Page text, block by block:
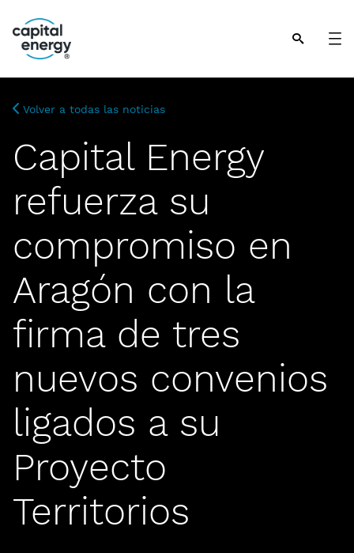
este
sitio
un
accesibilidad.
Volver a todas las noticias
Capital Energy
refuerza su
compromiso en
Aragón con la
firma de tres
nuevos convenios
ligados a su
Proyecto
Territorios